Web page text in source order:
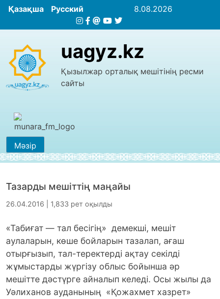
Қазақша Русский 8.08.2026
uagyz.kz
Қызылжар орталық мешітінің ресми
сайты
Мәзір
Тазарды мешіттің маңайы
26.04.2016 | 1,833 рет оқылды
«Табиғат — тал бесігің» демекші, мешіт
аулаларын, көше бойларын тазалап, ағаш
отырғызып, тал-теректерді ақтау секілді
жұмыстарды жүргізу облыс бойынша әр
мешітте дәстүрге айналып келеді. Осы жылы да
Уәлиханов ауданының «Қожахмет хазрет»